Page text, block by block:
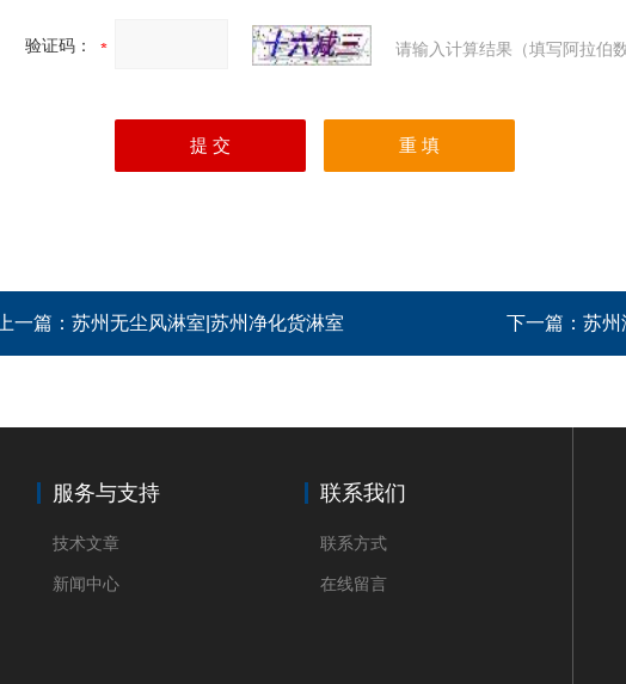
验证码： 请输入计算结果（填写阿拉伯
上一篇： 苏州无尘风淋室|苏州净化货淋室 下一篇： 苏州
服务与支持
技术文章
新闻中心
联系我们
联系方式
在线留言